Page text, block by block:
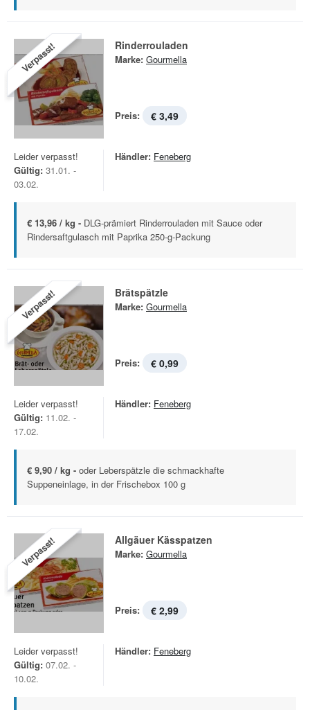
Verpasst! Rinderrouladen
Marke: Gourmella
Preis: € 3,49
Leider verpasst!
Gültig: 31.01. -
03.02.
Händler: Feneberg
€ 13,96 / kg - DLG-prämiert Rinderrouladen mit Sauce oder
Rindersaftgulasch mit Paprika 250-g-Packung
Verpasst! Brätspätzle
Marke: Gourmella
Preis: € 0,99
Leider verpasst!
Gültig: 11.02. -
17.02.
Händler: Feneberg
€ 9,90 / kg - oder Leberspätzle die schmackhafte
Suppeneinlage, in der Frischebox 100 g
Verpasst! Allgäuer Kässpatzen
Marke: Gourmella
Preis: € 2,99
Leider verpasst!
Gültig: 07.02. -
10.02.
Händler: Feneberg